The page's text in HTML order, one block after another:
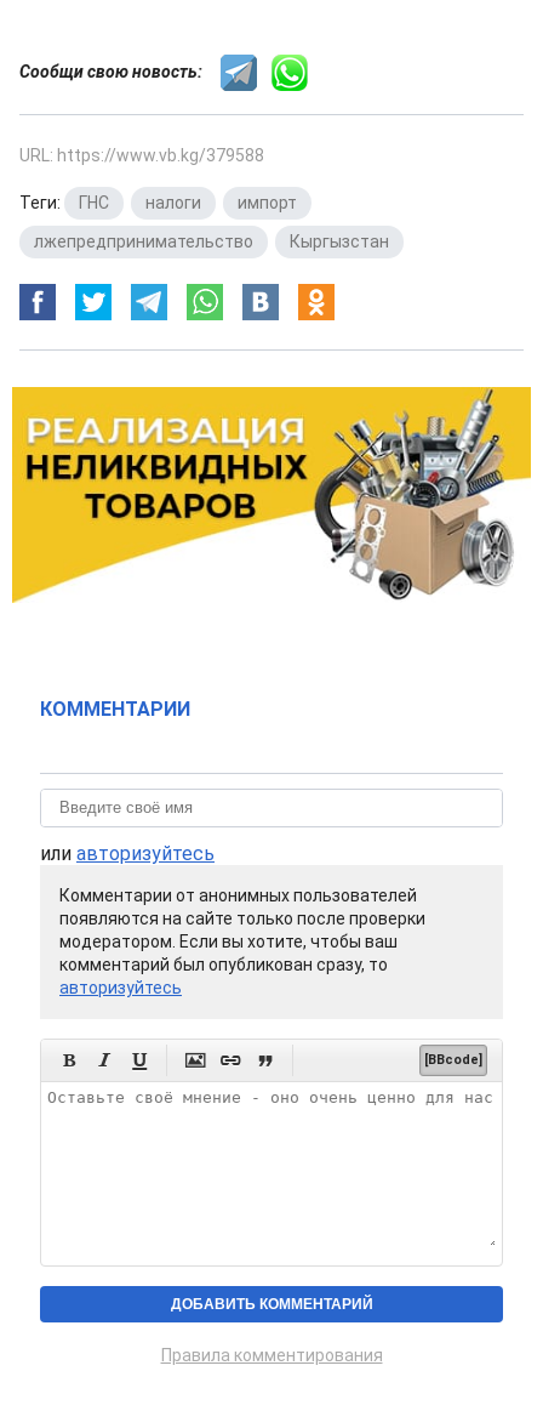
Сообщи свою новость:
URL: https://www.vb.kg/379588
Теги: ГНС налоги импорт
лжепредпринимательство
Кыргызстан
КОММЕНТАРИИ
или авторизуйтесь
Комментарии от анонимных пользователей
появляются на сайте только после проверки
модератором. Если вы хотите, чтобы ваш
комментарий был опубликован сразу, то
авторизуйтесь
      [BBcode]
Правила комментирования